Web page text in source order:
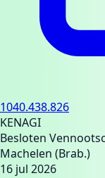
1040.438.826
KENAGI
Besloten
Machelen (Brab.)
16 jul 2026